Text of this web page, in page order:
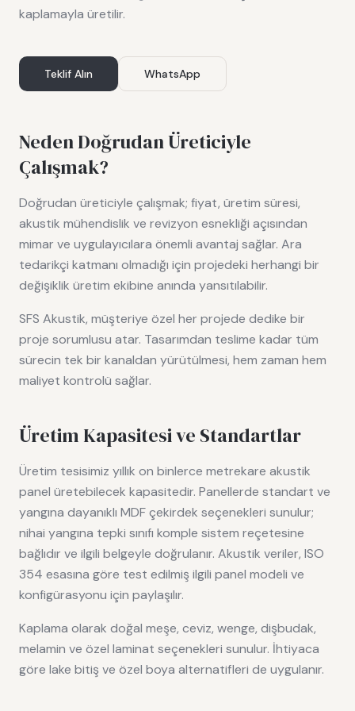
kaplamayla üretilir.
Teklif Alın WhatsApp
Neden Doğrudan Üreticiyle
Çalışmak?
Doğrudan üreticiyle çalışmak; fiyat, üretim süresi,
akustik mühendislik ve revizyon esnekliği açısından
mimar ve uygulayıcılara önemli avantaj sağlar. Ara
tedarikçi katmanı olmadığı için projedeki herhangi bir
değişiklik üretim ekibine anında yansıtılabilir.
SFS Akustik, müşteriye özel her projede dedike bir
proje sorumlusu atar. Tasarımdan teslime kadar tüm
sürecin tek bir kanaldan yürütülmesi, hem zaman hem
maliyet kontrolü sağlar.
Üretim Kapasitesi ve Standartlar
Üretim tesisimiz yıllık on binlerce metrekare akustik
panel üretebilecek kapasitedir. Panellerde standart ve
yangına dayanıklı MDF çekirdek seçenekleri sunulur;
nihai yangına tepki sınıfı komple sistem reçetesine
bağlıdır ve ilgili belgeyle doğrulanır. Akustik veriler, ISO
354 esasına göre test edilmiş ilgili panel modeli ve
konfigürasyonu için paylaşılır.
Kaplama olarak doğal meşe, ceviz, wenge, dişbudak,
melamin ve özel laminat seçenekleri sunulur. İhtiyaca
göre lake bitiş ve özel boya alternatifleri de uygulanır.